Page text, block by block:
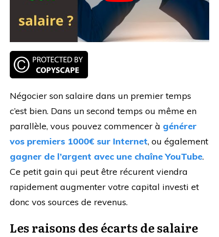
Négocier son salaire dans un premier temps
c’est bien. Dans un second temps ou même en
parallèle, vous pouvez commencer à générer
vos premiers 1000€ sur Internet, ou également
gagner de l’argent avec une chaîne YouTube.
Ce petit gain qui peut être récurent viendra
rapidement augmenter votre capital investi et
donc vos sources de revenus.
Les raisons des écarts de salaire